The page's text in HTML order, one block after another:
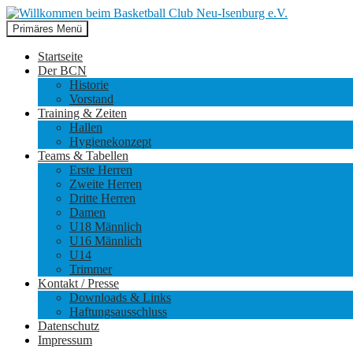
Willkommen beim Basketball
Suchen
Primäres Menü
Inhalt
Startseite
Der BCN
Historie
Vorstand
Training & Zeiten
Hallen
Hygienekonzept
Teams & Tabellen
Erste Herren
Zweite Herren
Dritte Herren
Damen
U18 Männlich
U16 Männlich
U14
Trimmer
Kontakt / Presse
Downloads & Links
Haftungsausschluss
Datenschutz
Impressum